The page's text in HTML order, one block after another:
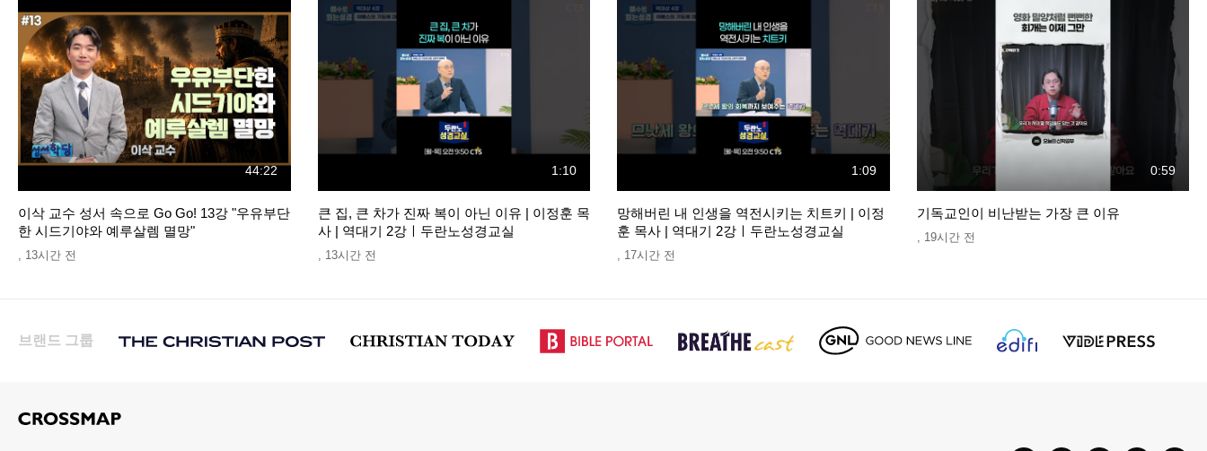
44:22
이삭 교수 성서 속으로 Go Go! 13강 "우유부단
한 시드기야와 예루살렘 멸망"
13시간 전
1:10
큰 집, 큰 차가 진짜 복이 아닌 이유 | 이정훈 목
사 | 역대기 2강ㅣ두란노성경교실
13시간 전
1:09
망해버린 내 인생을 역전시키는 치트키 | 이정
훈 목사 | 역대기 2강ㅣ두란노성경교실
17시간 전
0:59
기독교인이 비난받는 가장 큰 이유
19시간 전
브랜드 그룹